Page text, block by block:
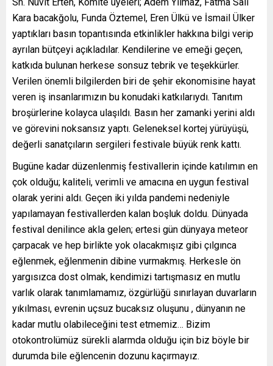
Kara bacakğolu, Funda Öztemel, Eren Ülkü ve İsmail Ülker
yaptıkları basın topantısında etkinlikler hakkına bilgi verip
ayrılan bütçeyi açıkladılar. Kendilerine ve emeği geçen,
katkıda bulunan herkese sonsuz tebrik ve teşekkürler.
Verilen önemli bilgilerden biri de şehir ekonomisine hayat
veren iş insanlarımızın bu konudaki katkılarıydı. Tanıtım
broşürlerine kolayca ulaşıldı. Basın her zamanki yerini aldı
ve görevini noksansız yaptı. Geleneksel kortej yürüyüşü,
değerli sanatçıların sergileri festivale büyük renk kattı.
Bugüne kadar düzenlenmiş festivallerin içinde katılımın en
çok olduğu; kaliteli, verimli ve amacına en uygun festival
olarak yerini aldı. Geçen iki yılda pandemi nedeniyle
yapılamayan festivallerden kalan boşluk doldu. Dünyada
festival denilince akla gelen; ertesi gün dünyaya meteor
çarpacak ve hep birlikte yok olacakmışız gibi çılgınca
eğlenmek, eğlenmenin dibine vurmakmış. Herkesle ön
yargısızca dost olmak, kendimizi tartışmasız en mutlu
varlık olarak tanımlamamız, özgürlüğü sınırlayan duvarların
yıkılması, evrenin uçsuz bucaksız oluşunu , dünyanın ne
kadar mutlu olabileceğini test etmemiz… Bizim
otokontrolümüz sürekli alarmda olduğu için biz böyle bir
durumda bile eğlencenin dozunu kaçırmayız.